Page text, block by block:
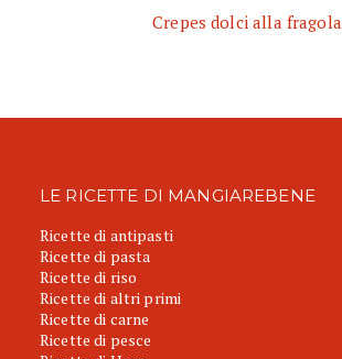
Crepes dolci alla fragola
LE RICETTE DI MANGIAREBENE
Ricette di antipasti
Ricette di pasta
Ricette di riso
Ricette di altri primi
Ricette di carne
Ricette di pesce